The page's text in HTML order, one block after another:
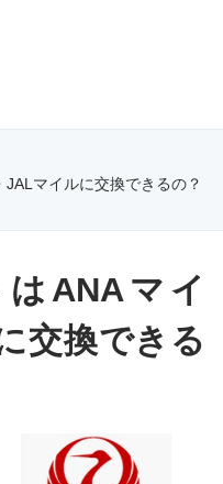
マイルに交換できるの？
ANAマイ
交換できる